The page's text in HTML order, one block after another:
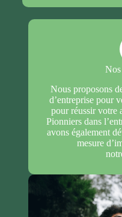
Nous proposons
d’entreprise pour
pour réussir votre
Pionniers dans
avons également
mesure